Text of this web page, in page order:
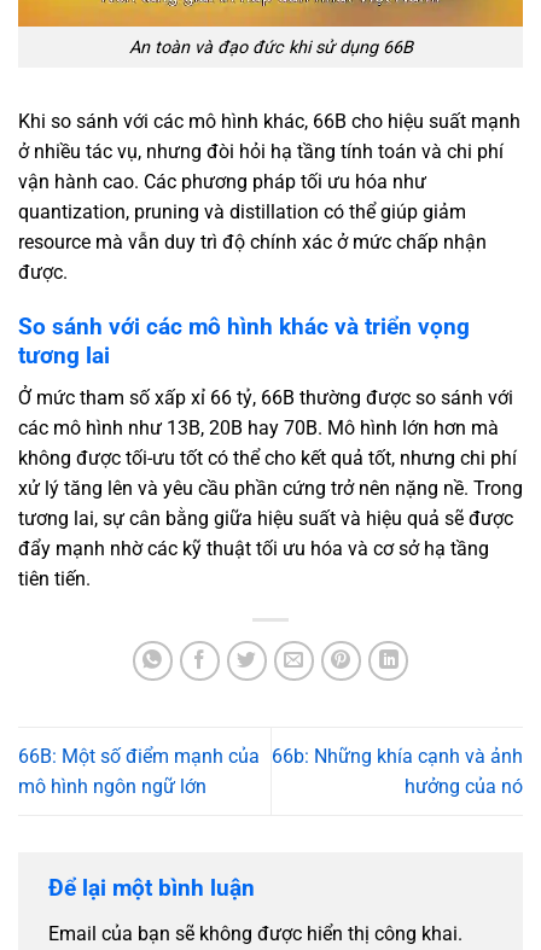
An toàn và đạo đức khi sử dụng 66B
Khi so sánh với các mô hình khác, 66B cho hiệu suất mạnh
ở nhiều tác vụ, nhưng đòi hỏi hạ tầng tính toán và chi phí
vận hành cao. Các phương pháp tối ưu hóa như
quantization, pruning và distillation có thể giúp giảm
resource mà vẫn duy trì độ chính xác ở mức chấp nhận
được.
So sánh với các mô hình khác và triển vọng
tương lai
Ở mức tham số xấp xỉ 66 tỷ, 66B thường được so sánh với
các mô hình như 13B, 20B hay 70B. Mô hình lớn hơn mà
không được tối-ưu tốt có thể cho kết quả tốt, nhưng chi phí
xử lý tăng lên và yêu cầu phần cứng trở nên nặng nề. Trong
tương lai, sự cân bằng giữa hiệu suất và hiệu quả sẽ được
đẩy mạnh nhờ các kỹ thuật tối ưu hóa và cơ sở hạ tầng
tiên tiến.
66B: Một số điểm mạnh của
mô hình ngôn ngữ lớn
66b: Những khía cạnh và ảnh
hưởng của nó
Để lại một bình luận
Email của bạn sẽ không được hiển thị công khai.